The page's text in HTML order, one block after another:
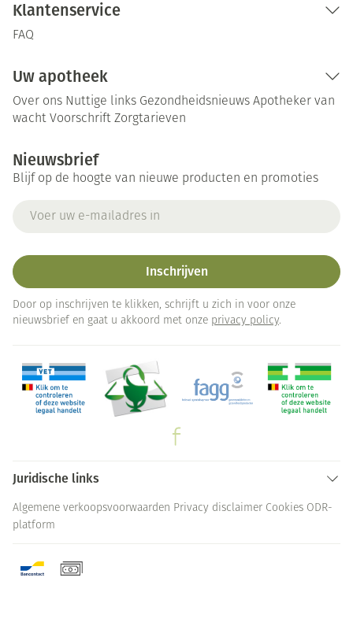
Klantenservice
FAQ
Uw apotheek
Over ons Nuttige links Gezondheidsnieuws Apotheker van
wacht Voorschrift Zorgtarieven
Nieuwsbrief
Blijf op de hoogte van nieuwe producten en promoties
Inschrijven
Door op inschrijven te klikken, schrijft u zich in voor onze
nieuwsbrief en gaat u akkoord met onze privacy policy.
Juridische links
Algemene verkoopsvoorwaarden Privacy disclaimer Cookies ODR-
platform